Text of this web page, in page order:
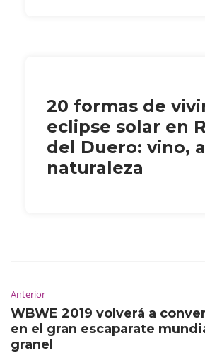
20 formas de
eclipse solar en
del Duero: vino,
naturaleza
Anterior
WBWE 2019 volverá a
en el gran escaparate
granel